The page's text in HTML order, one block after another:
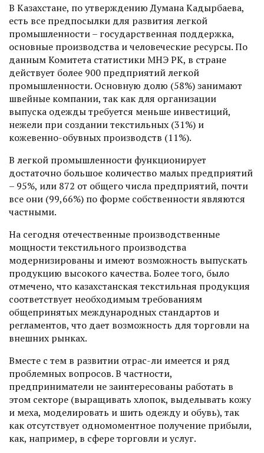
В Казахстане, по утверждению Думана Кадырбаева,
есть все предпосылки для развития легкой
промышленности – государственная поддержка,
основные производства и человеческие ресурсы. По
данным Комитета статистики МНЭ РК, в стране
действует более 900 предприятий легкой
промышленности. Основную долю (58%) занимают
швейные компании, так как для организации
выпуска одежды требуется меньше инвестиций,
нежели при создании текстильных (31%) и
кожевенно-обувных производств (11%).
В легкой промышленности функцио­нирует
достаточно большое количество малых предприятий
– 95%, или 872 от общего числа предприятий, почти
все они (99,66%) по форме собственности являются
частными.
На сегодня отечественные производ­ственные
мощности текстильного производства
модернизированы и имеют возможность выпускать
продукцию высокого качества. Более того, было
отмечено, что казахстанская текстильная продукция
соответствует необходимым требованиям
общепринятых международных стандартов и
регламентов, что дает возможность для торговли на
внешних рынках.
Вместе с тем в развитии отрас-ли имеется и ряд
проблемных вопросов. В частности,
предприниматели не заинтересованы работать в
этом секторе (выращивать хлопок, выделывать кожу
и меха, моделировать и шить одежду и обувь), так
как отсутствует одномоментное получение прибыли,
как, например, в сфере торговли и услуг.